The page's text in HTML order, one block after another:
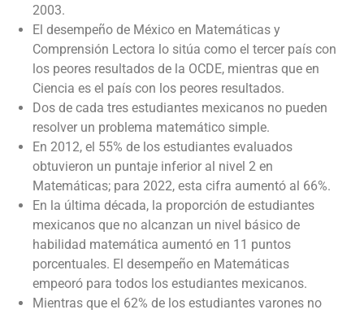
2003.
El desempeño de México en Matemáticas y
Comprensión Lectora lo sitúa como el tercer país con
los peores resultados de la OCDE, mientras que en
Ciencia es el país con los peores resultados.
Dos de cada tres estudiantes mexicanos no pueden
resolver un problema matemático simple.
En 2012, el 55% de los estudiantes evaluados
obtuvieron un puntaje inferior al nivel 2 en
Matemáticas; para 2022, esta cifra aumentó al 66%.
En la última década, la proporción de estudiantes
mexicanos que no alcanzan un nivel básico de
habilidad matemática aumentó en 11 puntos
porcentuales. El desempeño en Matemáticas
empeoró para todos los estudiantes mexicanos.
Mientras que el 62% de los estudiantes varones no